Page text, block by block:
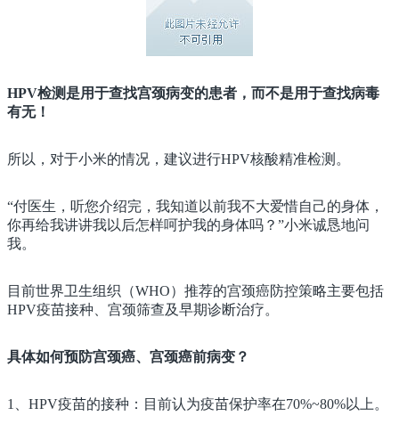
HPV检测是用于查找宫颈病变的患者，而不是用于查找病毒
有无！
所以，对于小米的情况，建议进行HPV核酸精准检测。
“付医生，听您介绍完，我知道以前我不大爱惜自己的身体，
你再给我讲讲我以后怎样呵护我的身体吗？”小米诚恳地问
我。
目前世界卫生组织（WHO）推荐的宫颈癌防控策略主要包括
HPV疫苗接种、宫颈筛查及早期诊断治疗。
具体如何预防宫颈癌、宫颈癌前病变？
1、HPV疫苗的接种：目前认为疫苗保护率在70%~80%以上。